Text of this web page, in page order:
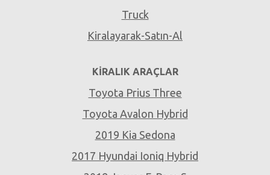
Truck
Kiralayarak-Satın-Al
KIRALIK ARAÇLAR
Toyota Prius Three
Toyota Avalon Hybrid
2019 Kia Sedona
2017 Hyundai Ioniq Hybrid